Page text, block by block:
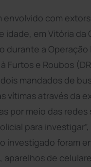
envolvido com
idade, em Vitória
durante a Operação
Furtos e Roubos
mandados de
vítimas através da
por meio das redes
para
investigado foram
aparelhos de